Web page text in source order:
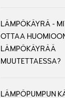
LÄMPÖKÄYRÄ -
OTTAA
LÄMPÖKÄYRÄÄ
MUUTETTAESSA?
LÄMPÖPUMPUN